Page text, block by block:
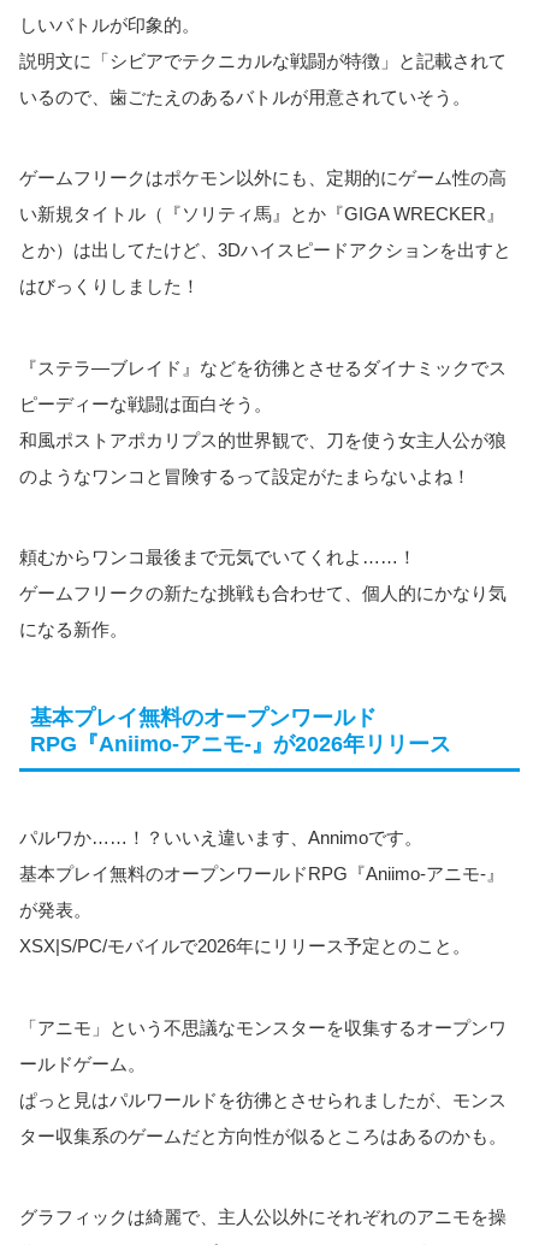
しいバトルが印象的。
説明文に「シビアでテクニカルな戦闘が特徴」と記載されて
いるので、歯ごたえのあるバトルが用意されていそう。
ゲームフリークはポケモン以外にも、定期的にゲーム性の高
い新規タイトル（『ソリティ馬』とか『GIGA WRECKER』
とか）は出してたけど、3Dハイスピードアクションを出すと
はびっくりしました！
『ステラ―ブレイド』などを彷彿とさせるダイナミックでス
ピーディーな戦闘は面白そう。
和風ポストアポカリプス的世界観で、刀を使う女主人公が狼
のようなワンコと冒険するって設定がたまらないよね！
頼むからワンコ最後まで元気でいてくれよ……！
ゲームフリークの新たな挑戦も合わせて、個人的にかなり気
になる新作。
基本プレイ無料のオープンワールド
RPG『Aniimo-アニモ-』が2026年リリース
パルワか……！？いいえ違います、Annimoです。
基本プレイ無料のオープンワールドRPG『Aniimo-アニモ-』
が発表。
XSX|S/PC/モバイルで2026年にリリース予定とのこと。
「アニモ」という不思議なモンスターを収集するオープンワ
ールドゲーム。
ぱっと見はパルワールドを彷彿とさせられましたが、モンス
ター収集系のゲームだと方向性が似るところはあるのかも。
グラフィックは綺麗で、主人公以外にそれぞれのアニモを操